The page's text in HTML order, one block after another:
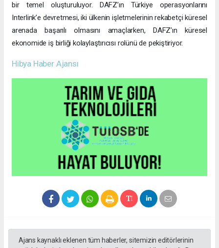
bir temel oluşturuluyor. DAFZ’ın Türkiye operasyonlarını
Interlink’e devretmesi, iki ülkenin işletmelerinin rekabetçi küresel
arenada başarılı olmasını amaçlarken, DAFZ’ın küresel
ekonomide iş birliği kolaylaştırıcısı rolünü de pekiştiriyor.
Hibya Haber Ajansı
Ajans kaynaklı eklenen tüm haberler, sitemizin editörlerinin